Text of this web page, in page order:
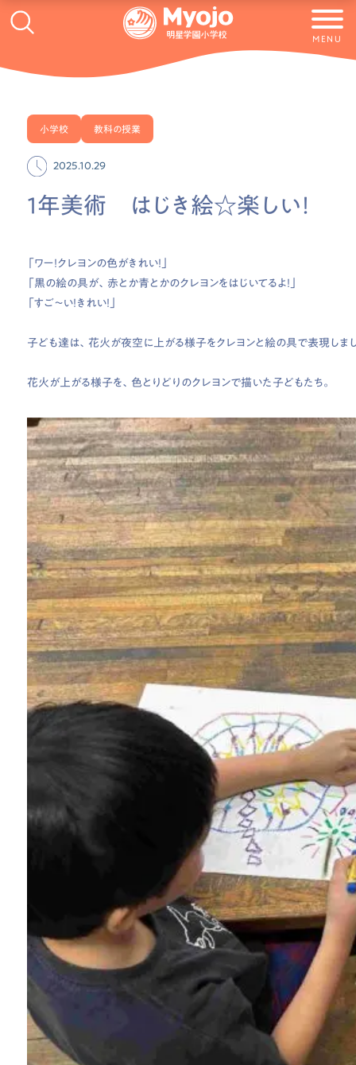
MENU
小学校 教科の授業
2025.10.29
1年美術 はじき絵☆楽しい！
「ワー！クレヨンの色がきれい！」
「黒の絵の具が、赤とか青とかのクレヨンをはじいてるよ！」
「すご～い！きれい！」
子ども達は、花火が夜空に上がる様子をクレヨンと絵の具で表現しま
花火が上がる様子を、色とりどりのクレヨンで描いた子どもたち。